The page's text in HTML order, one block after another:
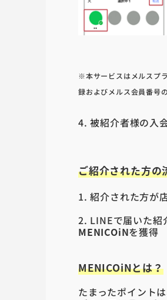
※本サービスはメルスプ
録およびメルス会員番号
4.被紹介者様の入
ご紹介された方の
1.紹介された方が
2. LINEで届いた紹
MENICOiNを獲得
MENICOiNとは？
たまったポイント